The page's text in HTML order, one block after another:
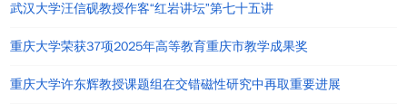
武汉大学汪信砚教授作客“红岩讲坛”第七十五讲
重庆大学荣获37项2025年高等教育重庆市教学成果奖
重庆大学许东辉教授课题组在交错磁性研究中再取重要进展